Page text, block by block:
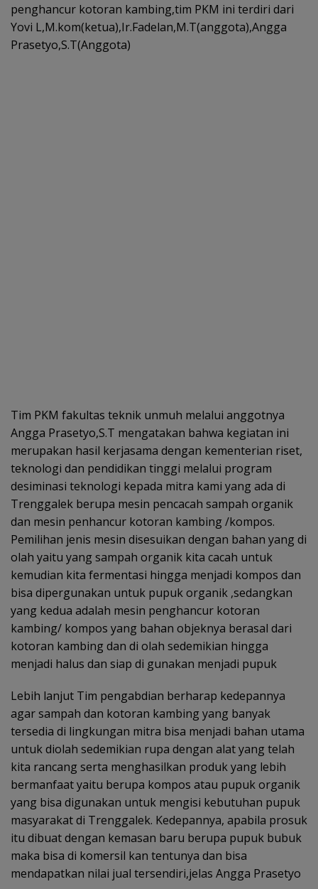
penghancur kotoran kambing,tim PKM ini terdiri dari
Yovi L,M.kom(ketua),Ir.Fadelan,M.T(anggota),Angga
Prasetyo,S.T(Anggota)
Tim PKM fakultas teknik unmuh melalui anggotnya
Angga Prasetyo,S.T mengatakan bahwa kegiatan ini
merupakan hasil kerjasama dengan kementerian riset,
teknologi dan pendidikan tinggi melalui program
desiminasi teknologi kepada mitra kami yang ada di
Trenggalek berupa mesin pencacah sampah organik
dan mesin penhancur kotoran kambing /kompos.
Pemilihan jenis mesin disesuikan dengan bahan yang di
olah yaitu yang sampah organik kita cacah untuk
kemudian kita fermentasi hingga menjadi kompos dan
bisa dipergunakan untuk pupuk organik ,sedangkan
yang kedua adalah mesin penghancur kotoran
kambing/ kompos yang bahan objeknya berasal dari
kotoran kambing dan di olah sedemikian hingga
menjadi halus dan siap di gunakan menjadi pupuk
Lebih lanjut Tim pengabdian berharap kedepannya
agar sampah dan kotoran kambing yang banyak
tersedia di lingkungan mitra bisa menjadi bahan utama
untuk diolah sedemikian rupa dengan alat yang telah
kita rancang serta menghasilkan produk yang lebih
bermanfaat yaitu berupa kompos atau pupuk organik
yang bisa digunakan untuk mengisi kebutuhan pupuk
masyarakat di Trenggalek. Kedepannya, apabila prosuk
itu dibuat dengan kemasan baru berupa pupuk bubuk
maka bisa di komersil kan tentunya dan bisa
mendapatkan nilai jual tersendiri,jelas Angga Prasetyo